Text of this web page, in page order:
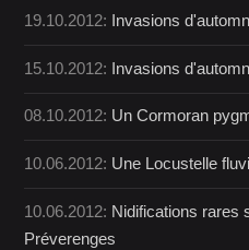
19.10.2012: Invasions
15.10.2012: Invasions
08.10.2012: Un Cormoran
10.06.2012: Une Locustelle
10.06.2012: Nidifications rares
Préverenges